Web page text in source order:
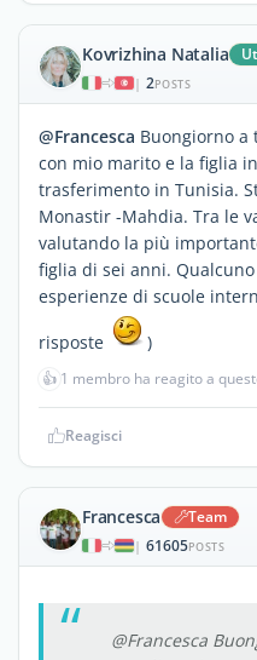
Kovrizhina Natalia
| 2POSTS
@Francesca Buongiorno a
con mio marito e la figlia
trasferimento in Tunisia.
Monastir -Mahdia. Tra le
valutando la più
figlia di sei anni.
esperienze di scuole
risposte
)
👍 1 membro ha reagito a
Reagisci
Francesca Team
| 61605POSTS
@Francesca